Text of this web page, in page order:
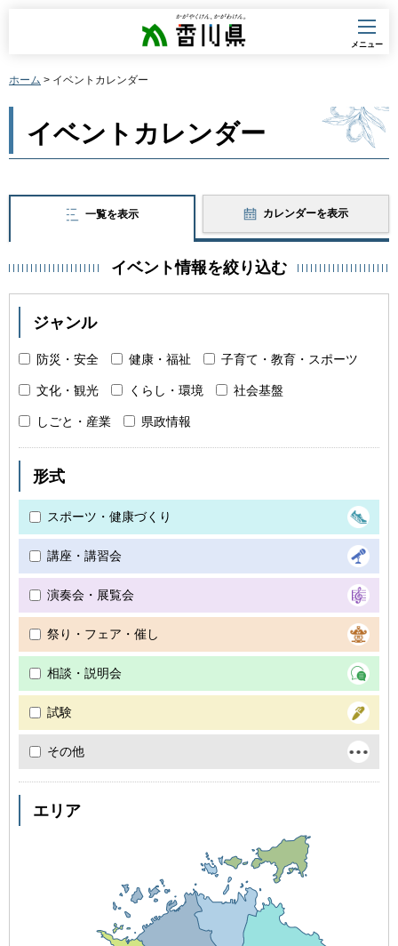
香川県
メニュー
ホーム > イベントカレンダー
イベントカレンダー
一覧を表示 カレンダーを表示
イベント情報を絞り込む
ジャンル
防災・安全 健康・福祉 子育て・教育・スポーツ
文化・観光 くらし・環境 社会基盤
しごと・産業 県政情報
形式
スポーツ・健康づくり
講座・講習会
演奏会・展覧会
祭り・フェア・催し
相談・説明会
試験
その他
エリア